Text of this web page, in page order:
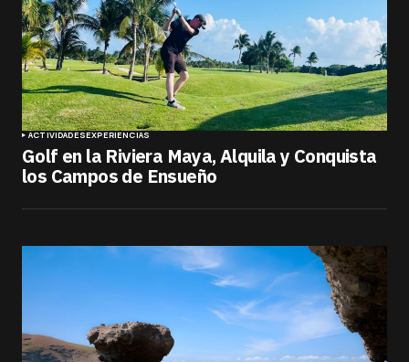
ACTIVIDADESEXPERIENCIAS
Golf en la Riviera Maya, Alquila y Conquista
los Campos de Ensueño